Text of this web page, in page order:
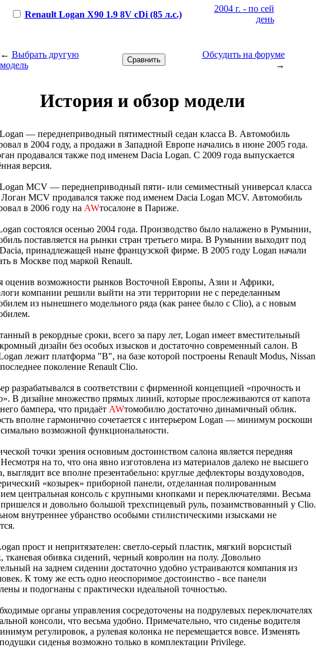
Renault Logan X90 1.9 8V cDi (85 л.с.)
2004 г. - по сей
день
← Выбрать другую
модель
Обсудить на форуме
→
История и обзор модели
— переднеприводный пятиместный седан класса B. Автомобиль
в 2004 году, а продажи в Западной Европе начались в июне 2005 года.
продавался также под именем Dacia Logan. С 2009 года выпускается
версия.
MCV — переднеприводный пяти- или семиместный универсал класса
MCV продавался также под именем Dacia Logan MCV. Автомобиль
в 2006 году на AWтосалоне в Париже.
состоялся осенью 2004 года. Производство было налажено в Румынии,
поставляется на рынки стран третьего мира. В Румынии выходит под
принадлежащей ныне французской фирме. В 2005 году Logan начали
в Москве под маркой Renault.
оценив возможности рынков Восточной Европы, Азии и Африки,
компании решили выйти на эти территории не с переделанным
из нынешнего модельного ряда (как ранее было с Clio), а с новым
в рекордные сроки, всего за пару лет, Logan имеет вместительный
дизайн без особых изысков и достаточно современный салон. В
лежит платформа "В", на базе которой построены Renault Modus, Nissan
поколение Renault Clio.
разрабатывался в соответствии с фирменной концепцией «прочность и
В дизайне множество прямых линий, которые прослеживаются от капота
бампера, что придаёт AWтомобилю достаточно динамичный облик.
вполне гармонично сочетается с интерьером Logan — минимум роскоши
возможной функциональности.
точки зрения основным достоинством салона является передняя
на то, что она явно изготовлена из материалов далеко не высшего
выглядит все вполне презентабельно: круглые дефлекторы воздуховодов,
«козырек» приборной панели, отделанная полированным
центральная консоль с крупными кнопками и переключателями. Весьма
и довольно большой трехспицевый руль, позаимствованный у Clio.
внутреннее убранство особыми стилистическими изысками не
прост и непритязателен: светло-серый пластик, мягкий ворсистый
тканевая обивка сидений, черный ковролин на полу. Довольно
на заднем сидении достаточно удобно устраиваются компания из
К тому же есть одно неоспоримое достоинство - все панели
и подогнаны с практически идеальной точностью.
органы управления сосредоточены на подрулевых переключателях
консоли, что весьма удобно. Примечательно, что сиденье водителя
регулировок, а рулевая колонка не перемещается вовсе. Изменять
сиденья возможно только в комплектации Privilege.